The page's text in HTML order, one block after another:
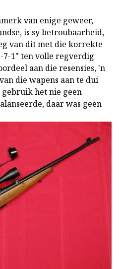
van enige geweer,
is sy betroubaarheid,
van dit met die korrekte
1" ten volle regverdig
aan die resensies, 'n
die wapens aan te dui
het nie geen
daar was geen